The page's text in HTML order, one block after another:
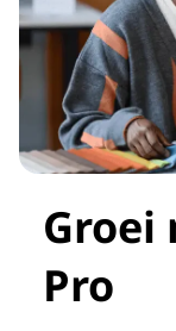
Groei
Pro